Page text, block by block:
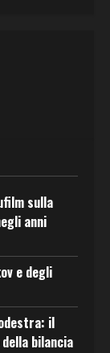
sulla
anni
e degli
il
bilancia